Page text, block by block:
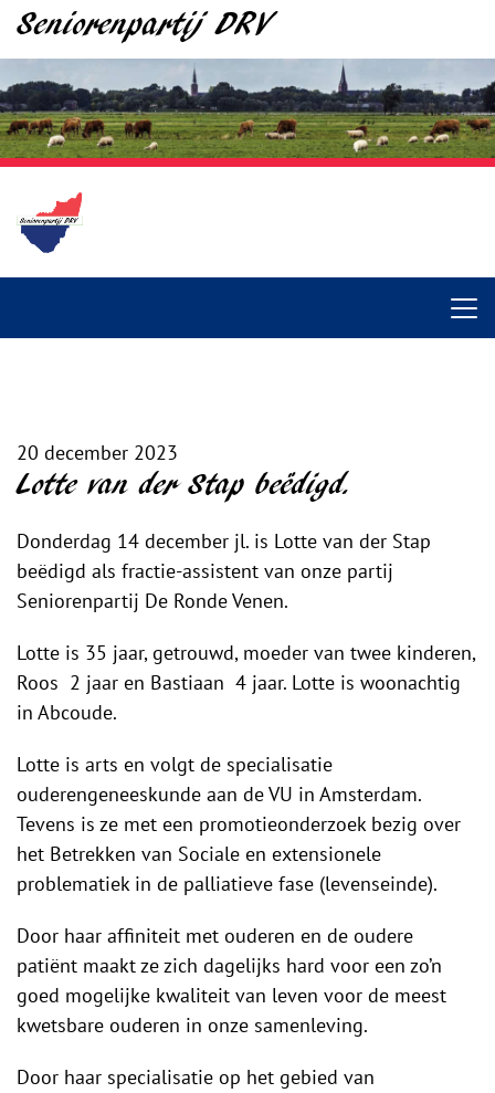
Seniorenpartij DRV
20 december 2023
Lotte van der Stap beëdigd.
Donderdag 14 december jl. is Lotte van der Stap
beëdigd als fractie-assistent van onze partij
Seniorenpartij De Ronde Venen.
Lotte is 35 jaar, getrouwd, moeder van twee kinderen,
Roos 2 jaar en Bastiaan 4 jaar. Lotte is woonachtig
in Abcoude.
Lotte is arts en volgt de specialisatie
ouderengeneeskunde aan de VU in Amsterdam.
Tevens is ze met een promotieonderzoek bezig over
het Betrekken van Sociale en extensionele
problematiek in de palliatieve fase (levenseinde).
Door haar affiniteit met ouderen en de oudere
patiënt maakt ze zich dagelijks hard voor een zo’n
goed mogelijke kwaliteit van leven voor de meest
kwetsbare ouderen in onze samenleving.
Door haar specialisatie op het gebied van